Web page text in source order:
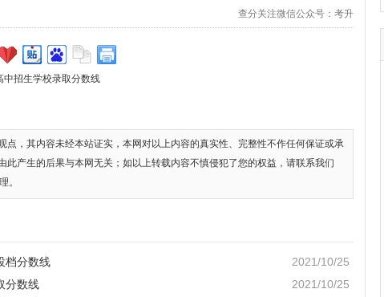
查分关注微信公众号：考升
招生学校录取分数线
点，其内容未经本站证实，本网对以上内容的真实性、完整性不作任何保证或承
此产生的后果与本网无关；如以上转载内容不慎侵犯了您的权益，请联系我们
。
2021/10/25
档分数线
2021/10/25
分数线